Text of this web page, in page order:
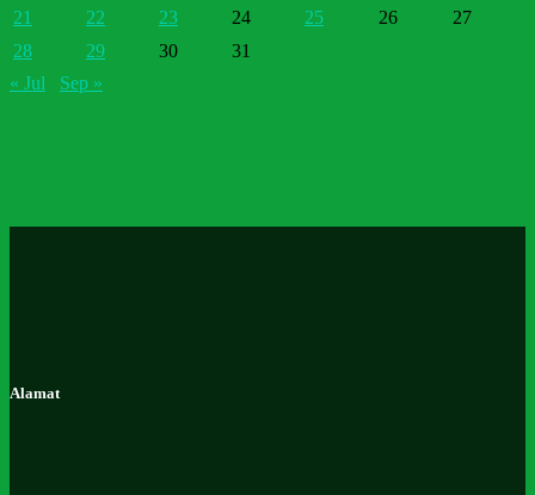
21
22 23 24 25 26
27
28
29 30
31
« Jul
Sep »
Alamat